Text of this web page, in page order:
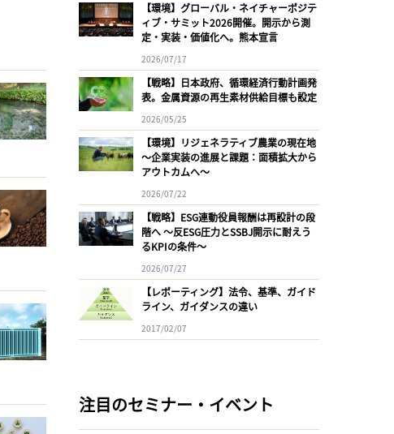
【環境】グローバル・ネイチャーポジテ
ィブ・サミット2026開催。開示から測
定・実装・価値化へ。熊本宣言
2026/07/17
【戦略】日本政府、循環経済行動計画発
表。金属資源の再生素材供給目標も設定
2026/05/25
【環境】リジェネラティブ農業の現在地
〜企業実装の進展と課題：面積拡大から
アウトカムへ〜
2026/07/22
【戦略】ESG連動役員報酬は再設計の段
階へ 〜反ESG圧力とSSBJ開示に耐えう
るKPIの条件〜
2026/07/27
【レポーティング】法令、基準、ガイド
ライン、ガイダンスの違い
2017/02/07
注目のセミナー・イベント